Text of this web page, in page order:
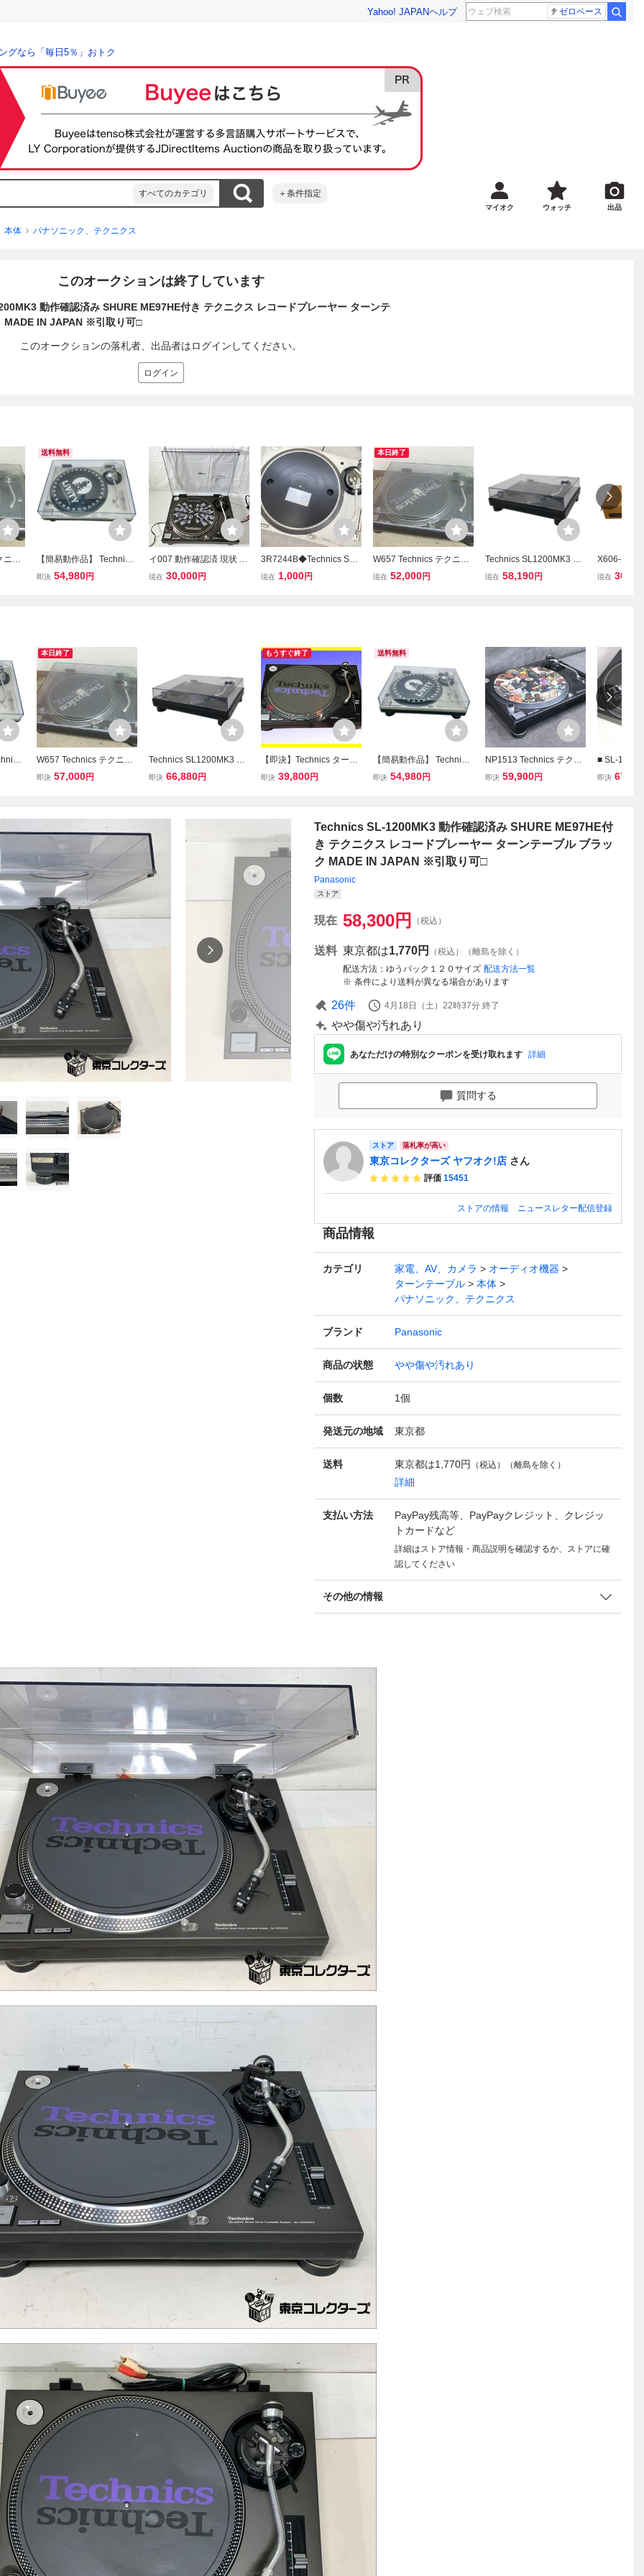
Yahoo! JAPANヘルプ ゼロベース
グなら「毎日5％」おトク
すべてのカテゴリ ＋条件指定
マイオク ウォッチ 出品
本体 パナソニック、テクニクス
このオークションは終了しています
動作確認済み SHURE ME97HE付き テクニクス レコードプレーヤー ターンテ
MADE IN JAPAN ※引取り可□
このオークションの落札者、出品者はログインしてください。
ログイン
ニク
送料無料
【簡易動作品】 Technics
テクニクス レコードプレ
即決 54,980円
イ007 動作確認済 現状 Te
chnics テクニクス レコー
現在 30,000円
3R7244B◆Technics SL-
1200MK3D レコードプレ
現在 1,000円
本日終了
W657 Technics テクニク
ス ターンテーブル SL-12
現在 52,000円
Technics SL1200MK3 テ
クニクス レコードプレー
現在 58,190円
X606-P4-
テクニクス
現在
本日終了
W657 Technics テクニク
ス ターンテーブル SL-12
即決 57,000円
Technics SL1200MK3 テ
クニクス レコードプレー
即決 66,880円
もうすぐ終了
【即決】Technics ターン
テーブル SL-1200MK3 テ
即決 39,800円
送料無料
【簡易動作品】 Technics
テクニクス レコードプレ
即決 54,980円
NP1513 Technics テクニ
クス ターンテーブル レコ
即決 59,900円
■ SL-
レコードプ
即決
Technics SL-1200MK3 動作確認済み SHURE ME97HE付
き テクニクス レコードプレーヤー ターンテーブル ブラッ
ク MADE IN JAPAN ※引取り可□
Panasonic
ストア
現在 58,300円 （税込）
送料 東京都は1,770円
（税込）（離島を除く）
配送方法
ゆうパック１２０サイズ 配送方法一覧
条件により送料が異なる場合があります
26件 4月18日（土）22時37分 終了
やや傷や汚れあり
あなただけの特別なクーポンを受け取れます 詳細
質問する
ストア 落札率が高い
東京コレクターズ ヤフオク!店 さん
評価 15451
ストアの情報 ニュースレター配信登録
商品情報
カテゴリ 家電、AV、カメラ
オーディオ機器
ターンテーブル
本体
パナソニック、テクニクス
ブランド Panasonic
商品の状態 やや傷や汚れあり
個数 1個
発送元の地域 東京都
送料 東京都は1,770円 （税込）（離島を除く）
詳細
支払い方法
PayPay残高等、PayPayクレジット、クレジッ
トカードなど
詳細はストア情報・商品説明を確認するか、ストアに確
認してください
その他の情報